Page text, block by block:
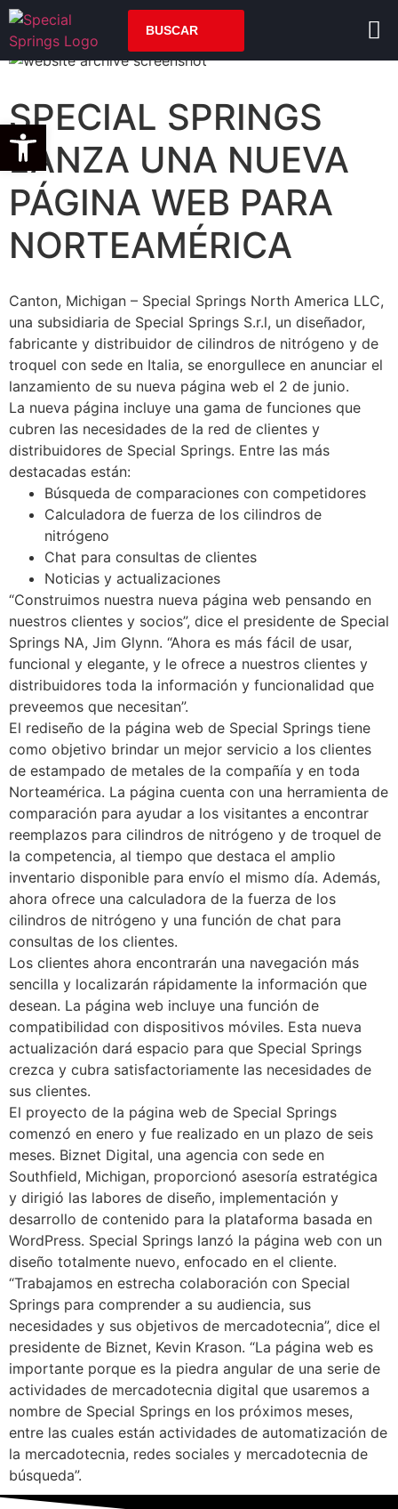
SPECIAL SPRINGS
LANZA UNA NUEVA
PÁGINA WEB PARA
NORTEAMÉRICA
Canton, Michigan – Special Springs North America LLC,
una subsidiaria de Special Springs S.r.l, un diseñador,
fabricante y distribuidor de cilindros de nitrógeno y de
troquel con sede en Italia, se enorgullece en anunciar el
lanzamiento de su nueva página web el 2 de junio.
La nueva página incluye una gama de funciones que
cubren las necesidades de la red de clientes y
distribuidores de Special Springs. Entre las más
destacadas están:
Búsqueda de comparaciones con competidores
Calculadora de fuerza de los cilindros de
nitrógeno
Chat para consultas de clientes
Noticias y actualizaciones
“Construimos nuestra nueva página web pensando en
nuestros clientes y socios”, dice el presidente de Special
Springs NA, Jim Glynn. “Ahora es más fácil de usar,
funcional y elegante, y le ofrece a nuestros clientes y
distribuidores toda la información y funcionalidad que
preveemos que necesitan”.
El rediseño de la página web de Special Springs tiene
como objetivo brindar un mejor servicio a los clientes
de estampado de metales de la compañía y en toda
Norteamérica. La página cuenta con una herramienta de
comparación para ayudar a los visitantes a encontrar
reemplazos para cilindros de nitrógeno y de troquel de
la competencia, al tiempo que destaca el amplio
inventario disponible para envío el mismo día. Además,
ahora ofrece una calculadora de la fuerza de los
cilindros de nitrógeno y una función de chat para
consultas de los clientes.
Los clientes ahora encontrarán una navegación más
sencilla y localizarán rápidamente la información que
desean. La página web incluye una función de
compatibilidad con dispositivos móviles. Esta nueva
actualización dará espacio para que Special Springs
crezca y cubra satisfactoriamente las necesidades de
sus clientes.
El proyecto de la página web de Special Springs
comenzó en enero y fue realizado en un plazo de seis
meses. Biznet Digital, una agencia con sede en
Southfield, Michigan, proporcionó asesoría estratégica
y dirigió las labores de diseño, implementación y
desarrollo de contenido para la plataforma basada en
WordPress. Special Springs lanzó la página web con un
diseño totalmente nuevo, enfocado en el cliente.
“Trabajamos en estrecha colaboración con Special
Springs para comprender a su audiencia, sus
necesidades y sus objetivos de mercadotecnia”, dice el
presidente de Biznet, Kevin Krason. “La página web es
importante porque es la piedra angular de una serie de
actividades de mercadotecnia digital que usaremos a
nombre de Special Springs en los próximos meses,
entre las cuales están actividades de automatización de
la mercadotecnia, redes sociales y mercadotecnia de
búsqueda”.
Open toolbar